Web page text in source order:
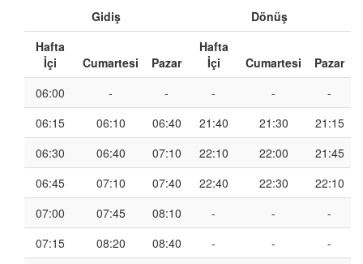
Gidiş
Dönüş
Hafta
İçi
Cumartesi Pazar
Hafta
İçi
Cumartesi
Pazar
06:00
- - - -
-
06:15
06:10 06:40 21:40 21:30
21:15
06:30
06:40 07:10 22:10 22:00
21:45
06:45
07:10 07:40 22:40 22:30
22:10
07:00
07:45 08:10 - -
-
07:15
08:20 08:40 - -
-